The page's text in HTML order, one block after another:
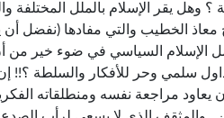
وهل يقر الإسلام بالملل المختلفة
معاذ الخطيب والتي مفادها (نفضل
الإسلام السياسي في ضوء خير من
سلمي وحر للأفكار والسلطة ؟!!
مراجعة نفسه ومنطلقاته